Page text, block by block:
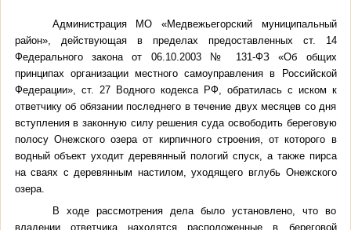
Администрация МО «Медвежьегорский муниципальный
район», действующая в пределах предоставленных ст. 14
Федерального закона от 06.10.2003 № 131-ФЗ «Об общих
принципах организации местного самоуправления в Российской
Федерации», ст. 27 Водного кодекса РФ, обратилась с иском к
ответчику об обязании последнего в течение двух месяцев со дня
вступления в законную силу решения суда освободить береговую
полосу Онежского озера от кирпичного строения, от которого в
водный объект уходит деревянный пологий спуск, а также пирса
на сваях с деревянным настилом, уходящего вглубь Онежского
озера.
В ходе рассмотрения дела было установлено, что во
владении ответчика находятся расположенные в береговой